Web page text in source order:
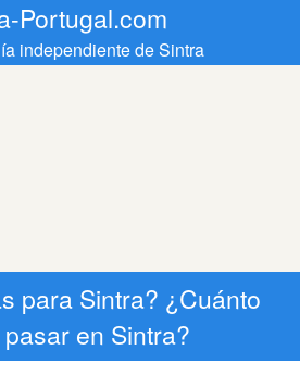
Portugal.com
independiente de Sintra
para Sintra? ¿Cuánto
en Sintra?